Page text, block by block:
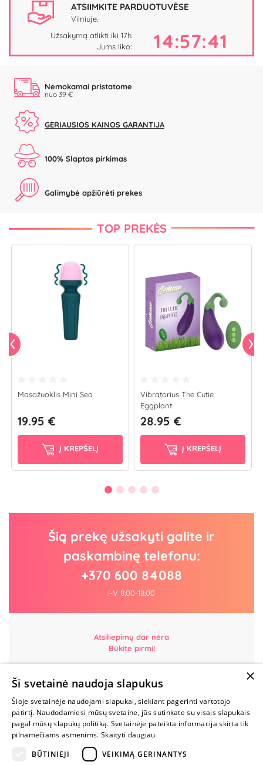
ATSIIMKITE PARDUOTUVĖSE
Vilniuje.
Užsakymą atlikti iki 17h
Jums liko:
14:57:40
Nemokamai pristatome
nuo 39 €
GERIAUSIOS KAINOS GARANTIJA
100% Slaptas pirkimas
Galimybė apžiūrėti prekes
TOP PREKĖS
Masažuoklis Mini Sea
19.95 €
Į KREPŠELĮ
Vibratorius The Cutie
Eggplant
28.95 €
Į KREPŠELĮ
Šią prekę užsakyti galite ir
paskambinę telefonu:
+370 600 84088
I-V 8:00-18:00
Atsiliepimų dar nėra
Būkite pirmi!
MYLIMIAUSIA
LIETUVOS
ELEKTRONINĖ
PARDUOTUVĖ
×
Ši svetainė naudoja slapukus
Šioje svetainėje naudojami slapukai, siekiant pagerinti vartotojo
patirtį. Naudodamiesi mūsų svetaine, jūs sutinkate su visais slapukais
pagal mūsų slapukų politiką. Svetainėje pateikta informacija skirta tik
pilnamečiams asmenims. Skaityti daugiau
BŪTINIEJI
VEIKIMĄ GERINANTYS